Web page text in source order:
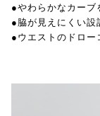
●やわらかなカーブ
●脇が見えにくい設
●ウエストのドロー